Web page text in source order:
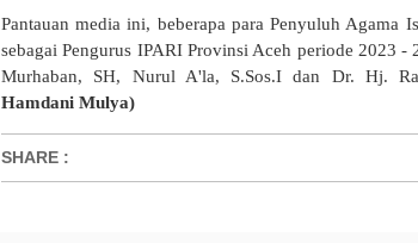
Pantauan media ini, beberapa para Penyuluh
sebagai Pengurus IPARI Provinsi Aceh periode 2023
Murhaban, SH, Nurul A'la, S.Sos.I dan Dr. Hj.
Hamdani Mulya)
SHARE :